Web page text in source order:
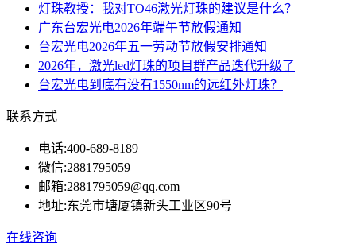
灯珠教授：我对TO46激光灯珠的建议是什么？
广东台宏光电2026年端午节放假通知
台宏光电2026年五一劳动节放假安排通知
2026年，激光led灯珠的项目群产品迭代升级了
台宏光电到底有没有1550nm的远红外灯珠？
联系方式
电话:400-689-8189
微信:2881795059
邮箱:2881795059@qq.com
地址:东莞市塘厦镇新头工业区90号
在线咨询